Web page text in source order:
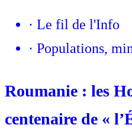
· Le fil de l'Info
· Populations,
Roumanie : les
centenaire de «